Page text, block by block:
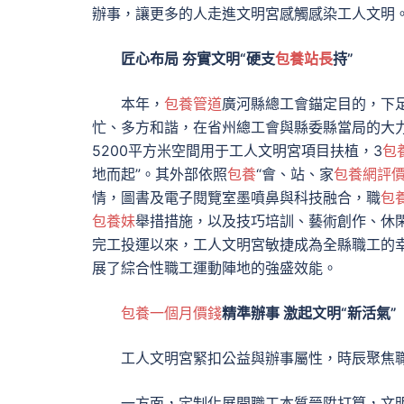
辦事，讓更多的人走進文明宮感觸感染工人文明
匠心布局 夯實文明“硬支包養站長持”
本年， 包養管道廣河縣總工會錨定目的，下
忙、多方和諧，在省州總工會與縣委縣當局的大
5200平方米空間用于工人文明宮項目扶植，3包
地而起”。其外部依照包養“會、站、家包養網評
情，圖書及電子閱覽室墨噴鼻與科技融合，職包
包養妹舉措措施，以及技巧培訓、藝術創作、
完工投運以來，工人文明宮敏捷成為全縣職工的
展了綜合性職工運動陣地的強盛效能。
包養一個月價錢精準辦事 激起文明“新活氣”
工人文明宮緊扣公益與辦事屬性，時辰聚焦